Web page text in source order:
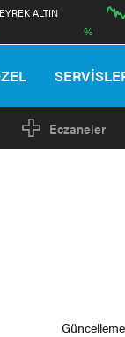
ALTIN
%
Eczaneler